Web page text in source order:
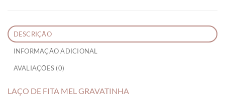
DESCRIÇÃO
INFORMAÇÃO ADICIONAL
AVALIAÇÕES (0)
LAÇO DE FITA MEL GRAVATINHA